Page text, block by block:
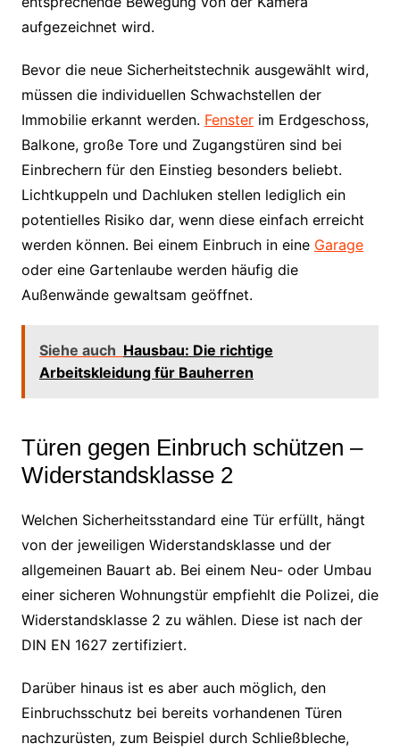
aufgezeichnet wird.
Bevor die neue Sicherheitstechnik ausgewählt wird,
müssen die individuellen Schwachstellen der
Immobilie erkannt werden. Fensterim Erdgeschoss,
Balkone, große Tore und Zugangstüren sind bei
Einbrechern für den Einstieg besonders beliebt.
Lichtkuppeln und Dachluken stellen lediglich ein
potentielles Risiko dar, wenn diese einfach erreicht
werden können. Bei einem Einbruch in eine Garage
oder eine Gartenlaube werden häufig die
Außenwände gewaltsam geöffnet.
Siehe auch Hausbau: Die richtige
Arbeitskleidung für Bauherren
Türen gegen Einbruch schützen –
Widerstandsklasse 2
Welchen Sicherheitsstandard eine Tür erfüllt, hängt
von der jeweiligen Widerstandsklasse und der
allgemeinen Bauart ab. Bei einem Neu- oder Umbau
einer sicheren Wohnungstür empfiehlt die Polizei, die
Widerstandsklasse 2 zu wählen. Diese ist nach der
DIN EN 1627 zertifiziert.
Darüber hinaus ist es aber auch möglich, den
Einbruchsschutz bei bereits vorhandenen Türen
nachzurüsten, zum Beispiel durch Schließbleche,